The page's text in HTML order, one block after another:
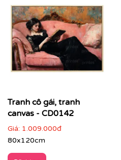
Tranh cô gái, tranh
canvas - CD0142
Giá: 1.009.000đ
80x120cm